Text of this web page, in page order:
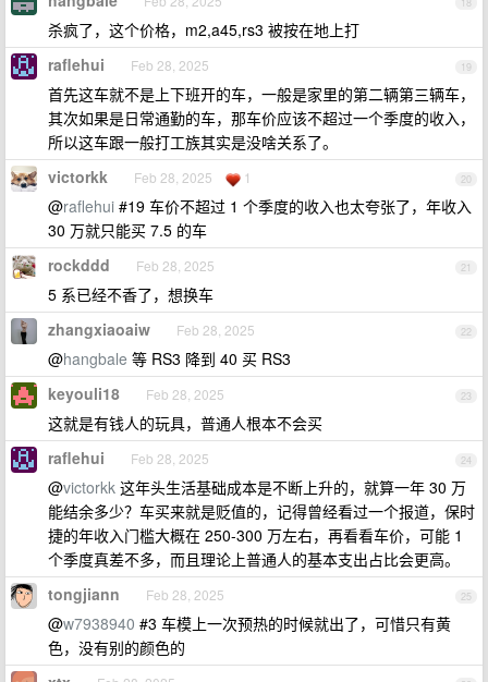
杀疯了，这个价格，m2,a45,rs3 被按在地上打
19
raflehui Feb 28, 2025
首先这车就不是上下班开的车，一般是家里的第二辆第三辆车，
其次如果是日常通勤的车，那车价应该不超过一个季度的收入，
所以这车跟一般打工族其实是没啥关系了。
20
victorkk Feb 28, 2025 1
@raflehui #19 车价不超过 1 个季度的收入也太夸张了，年收入
30 万就只能买 7.5 的车
21
rockddd Feb 28, 2025
5 系已经不香了，想换车
22
zhangxiaoaiw Feb 28, 2025
@hangbale 等 RS3 降到 40 买 RS3
23
keyouli18 Feb 28, 2025
这就是有钱人的玩具，普通人根本不会买
24
raflehui Feb 28, 2025
@victorkk 这年头生活基础成本是不断上升的，就算一年 30 万
能结余多少？车买来就是贬值的，记得曾经看过一个报道，保时
捷的年收入门槛大概在 250-300 万左右，再看看车价，可能 1
个季度真差不多，而且理论上普通人的基本支出占比会更高。
25
tongjiann Feb 28, 2025
@w7938940 #3 车模上一次预热的时候就出了，可惜只有黄
色，没有别的颜色的